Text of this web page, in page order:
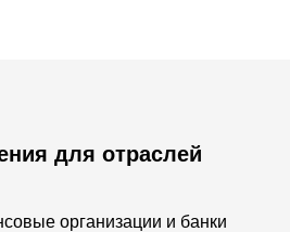
для отраслей
организации и банки